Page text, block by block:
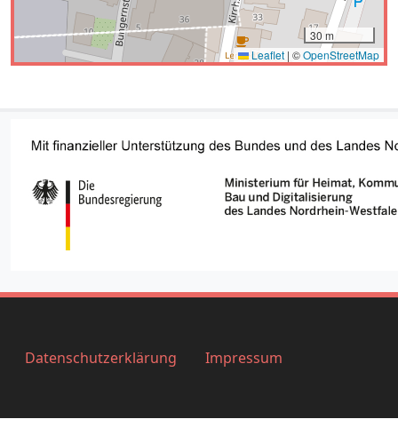
Datenschutzerklärung Impressum